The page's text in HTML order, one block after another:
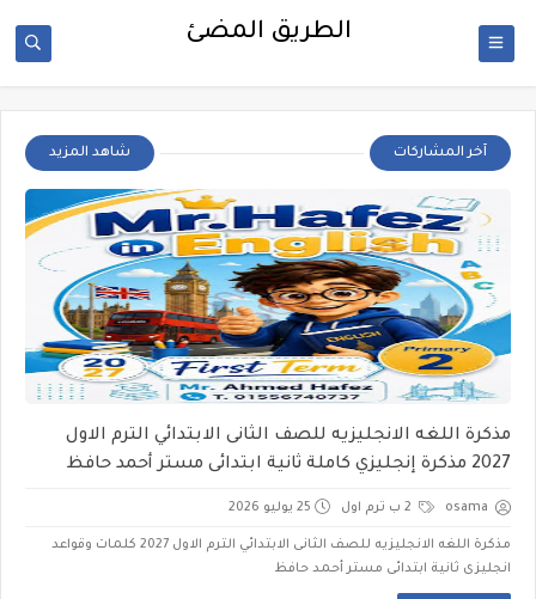
الطريق المضئ
آخر المشاركات شاهد المزيد
مذكرة اللغه الانجليزيه للصف الثانى الابتدائي الترم الاول
2027 مذكرة إنجليزي كاملة ثانية ابتدائى مستر أحمد حافظ
osama 25 يوليو 2026
مذكرة اللغه الانجليزيه للصف الثانى الابتدائي الترم الاول 2027 كلمات وقواعد
انجليزى ثانية ابتدائى مستر أحمد حافظ